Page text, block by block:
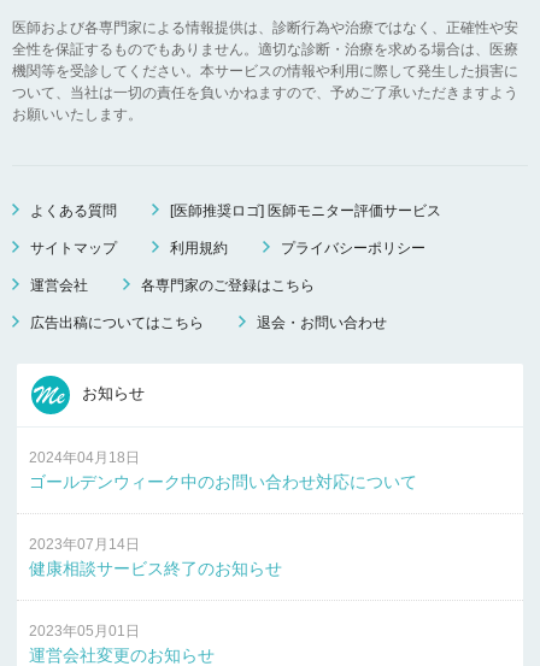
医師および各専門家による情報提供は、診断行為や治療ではなく、正確性や安
全性を保証するものでもありません。適切な診断・治療を求める場合は、医療
機関等を受診してください。本サービスの情報や利用に際して発生した損害に
ついて、当社は一切の責任を負いかねますので、予めご了承いただきますよう
お願いいたします。
よくある質問 [医師推奨ロゴ] 医師モニター評価サービス
サイトマップ 利用規約 プライバシーポリシー
運営会社 各専門家のご登録はこちら
広告出稿についてはこちら 退会・お問い合わせ
お知らせ
2024年04月18日
ゴールデンウィーク中のお問い合わせ対応について
2023年07月14日
健康相談サービス終了のお知らせ
2023年05月01日
運営会社変更のお知らせ